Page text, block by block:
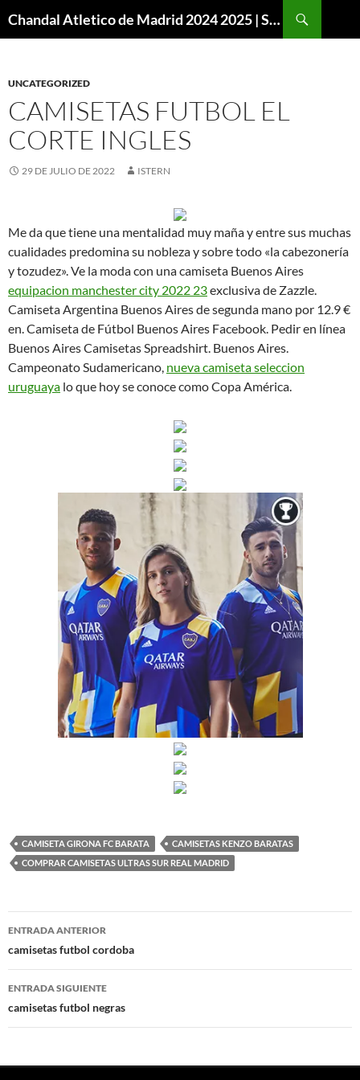
Chandal Atletico de Madrid 2024 2025 | SuperVigo
UNCATEGORIZED
CAMISETAS FUTBOL EL
CORTE INGLES
29 DE JULIO DE 2022 ISTERN
Me da que tiene una mentalidad muy maña y entre sus muchas
cualidades predomina su nobleza y sobre todo «la cabezonería
y tozudez». Ve la moda con una camiseta Buenos Aires
equipacion manchester city 2022 23exclusiva de Zazzle.
Camiseta Argentina Buenos Aires de segunda mano por 12.9 €
en. Camiseta de Fútbol Buenos Aires Facebook. Pedir en línea
Buenos Aires Camisetas Spreadshirt. Buenos Aires.
Campeonato Sudamericano, nueva camiseta seleccion
uruguaya lo que hoy se conoce como Copa América.
CAMISETA GIRONA FC BARATA
CAMISETAS KENZO BARATAS
COMPRAR CAMISETAS ULTRAS SUR REAL MADRID
Navegación
de
entradas
ENTRADA ANTERIOR
camisetas futbol cordoba
ENTRADA SIGUIENTE
camisetas futbol negras